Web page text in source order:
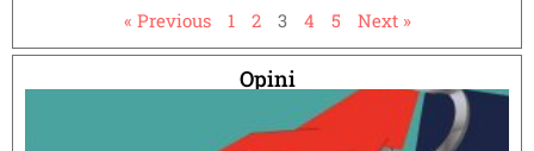
« Previous 1 2 3 4 5 Next »
Opini